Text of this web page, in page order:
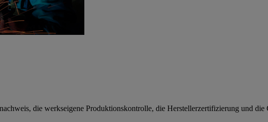
die werkseigene Produktionskontrolle, die Herstellerzertifizierung und